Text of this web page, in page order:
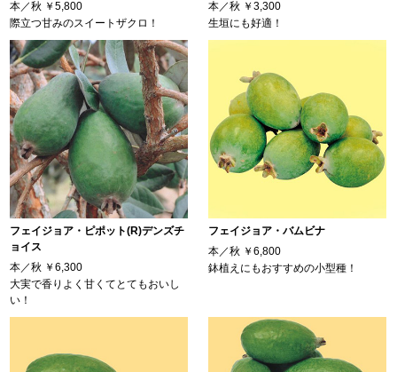
本／秋 ￥5,800
際立つ甘みのスイートザクロ！
本／秋 ￥3,300
生垣にも好適！
フェイジョア・ピポット(R)デンズチ
ョイス
本／秋 ￥6,300
大実で香りよく甘くてとてもおいし
い！
フェイジョア・バムビナ
本／秋 ￥6,800
鉢植えにもおすすめの小型種！